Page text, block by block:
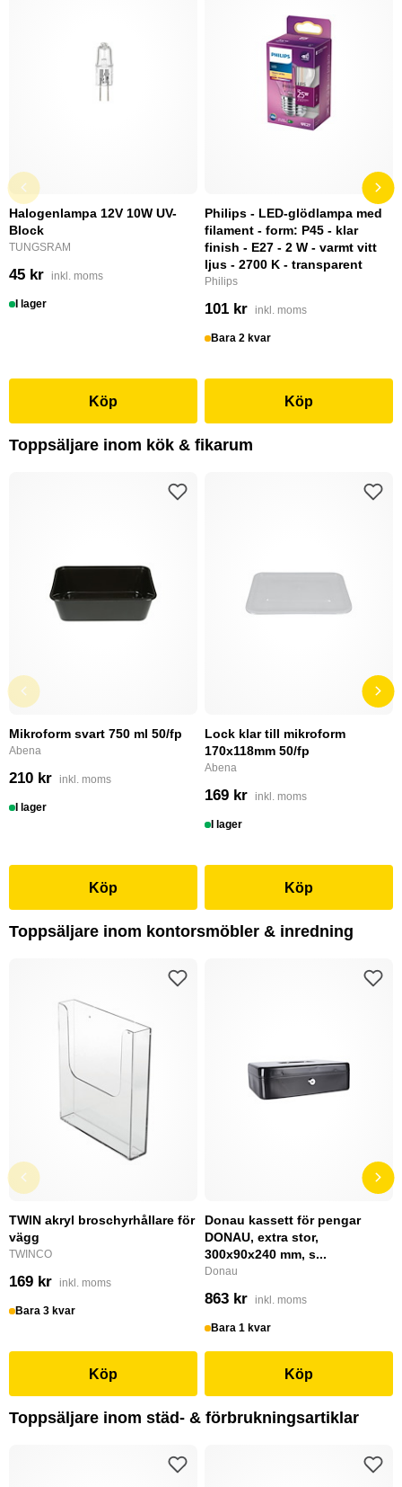
Halogenlampa 12V 10W UV-
Block
TUNGSRAM
45 kr inkl. moms
I lager
Köp
Philips - LED-glödlampa med
filament - form: P45 - klar
finish - E27 - 2 W - varmt vitt
ljus - 2700 K - transparent
Philips
101 kr inkl. moms
Bara 2 kvar
Köp
Toppsäljare inom kök & fikarum
Mikroform svart 750 ml 50/fp
Abena
210 kr inkl. moms
I lager
Köp
Lock klar till mikroform
170x118mm 50/fp
Abena
169 kr inkl. moms
I lager
Köp
Toppsäljare inom kontorsmöbler & inredning
TWIN akryl broschyrhållare för
vägg
TWINCO
169 kr inkl. moms
Bara 3 kvar
Köp
Donau kassett för pengar
DONAU, extra stor,
300x90x240 mm, s...
Donau
863 kr inkl. moms
Bara 1 kvar
Köp
Toppsäljare inom städ- & förbrukningsartiklar